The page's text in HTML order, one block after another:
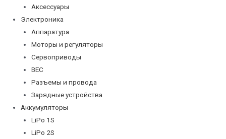
Аксессуары
Электроника
Аппаратура
Моторы и регуляторы
Сервоприводы
BEC
Разъемы и провода
Зарядные устройства
Аккумуляторы
LiPo 1S
LiPo 2S